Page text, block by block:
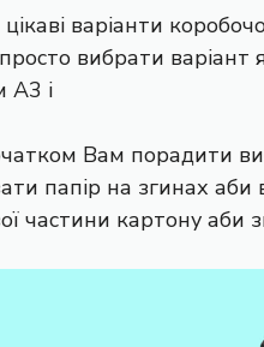
варіанти
вибрати варіант
А3 і
Вам порадити
папір на згинах
частини картону аби